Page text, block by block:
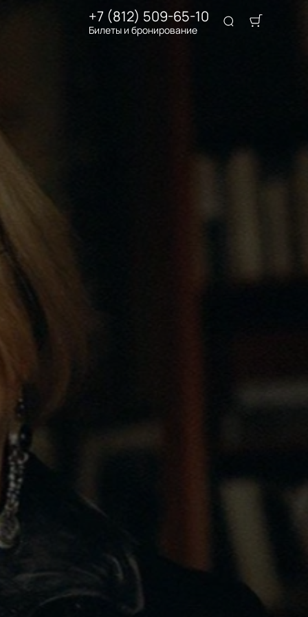
+7 (812) 509-65-10
Билеты и бронирование